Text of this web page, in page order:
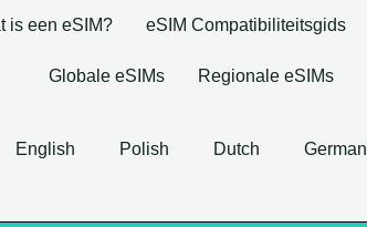
is een eSIM? eSIM Compatibiliteitsgids
Globale eSIMs Regionale eSIMs
English Polish Dutch German